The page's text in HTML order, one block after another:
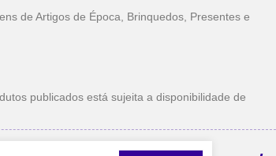
de Artigos de Época, Brinquedos, Presentes e
publicados está sujeita a disponibilidade de